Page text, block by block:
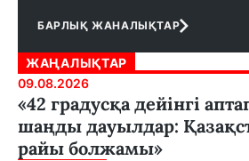
БАРЛЫҚ ЖАНАЛЫҚТАР
ЖАҢАЛЫҚТАР
09.08.2026
«42 градусқа дейінгі
шаңды дауылдар:
райы болжамы»